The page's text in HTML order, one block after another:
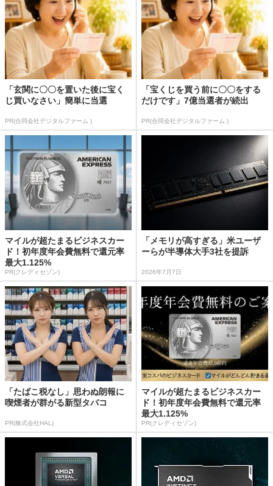
「玄関に〇〇を置いた後に宝く
じ買いなさい」簡単に当選
PR(合同会社デジタルファーム )
「宝くじを買う前に〇〇をする
だけです」7億当選者が続出
PR(合同会社デジタルファーム )
マイルが超たまるビジネスカー
ド！初年度年会費無料で還元率
最大1.125%
PR(クレディセゾン)
「メモリが高すぎる」米ユーザ
ーらが半導体大手3社を提訴
2026年7月7日
「たばこ税なし」思わぬ朗報に
喫煙者が群がる新型タバコ
PR(株式会社HAL)
マイルが超たまるビジネスカー
ド！初年度年会費無料で還元率
最大1.125%
PR(クレディセゾン)